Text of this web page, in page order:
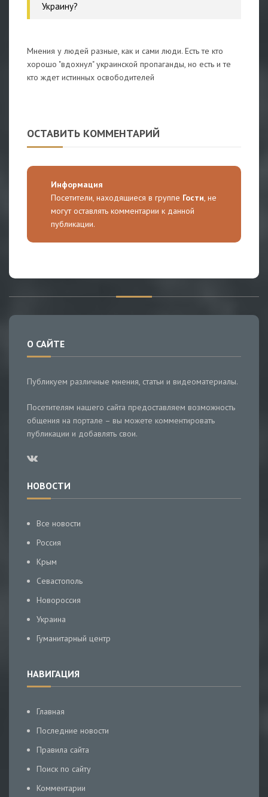
Украину?
Мнения у людей разные, как и сами люди. Есть те кто
хорошо "вдохнул" украинской пропаганды, но есть и те
кто ждет истинных освободителей
ОСТАВИТЬ КОММЕНТАРИЙ
Информация
Посетители, находящиеся в группе Гости, не
могут оставлять комментарии к данной
публикации.
О САЙТЕ
Публикуем различные мнения, статьи и видеоматериалы.
Посетителям нашего сайта предоставляем возможность
общения на портале – вы можете комментировать
публикации и добавлять свои.
НОВОСТИ
Все новости
Россия
Крым
Севастополь
Новороссия
Украина
Гуманитарный центр
НАВИГАЦИЯ
Главная
Последние новости
Правила сайта
Поиск по сайту
Комментарии